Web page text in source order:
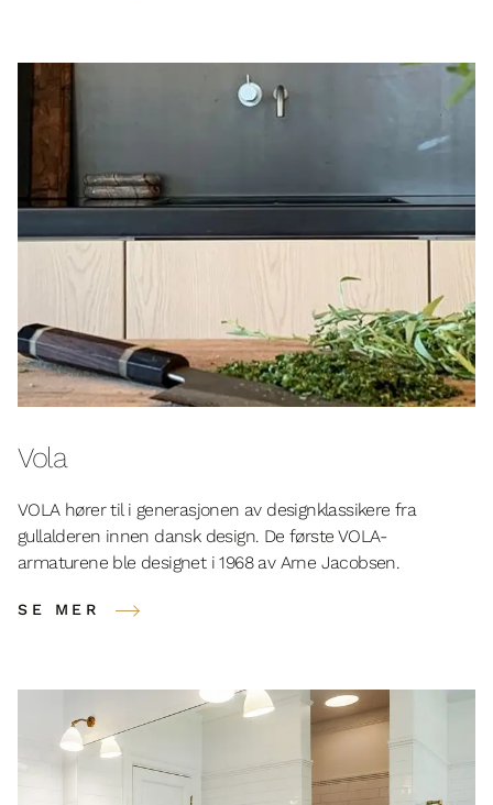
Vola
VOLA hører til i generasjonen av designklassikere fra
gullalderen innen dansk design. De første VOLA-
armaturene ble designet i 1968 av Arne Jacobsen.
SE MER